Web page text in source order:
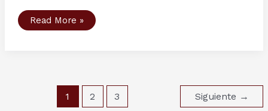
Segunda
Temporada
Read More »
1 2 3 Siguiente →